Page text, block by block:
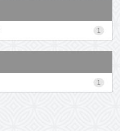
1
1